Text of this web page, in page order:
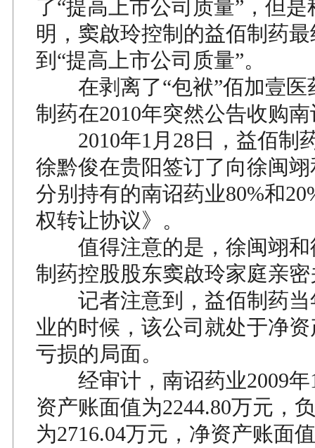
了“提高上市公司质量”，但
明，窦啟玲控制的益佰制药
到“提高上市公司质量”。
在剥离了“包袱”佰加壹医
制药在2010年突然公告收购
2010年1月28日，益佰制
徐黔俊在贵阳签订了向徐闽
分别持有的南诏药业80%和
权转让协议》。
值得注意的是，徐闽翊和
制药控股股东窦啟玲家庭亲
记者注意到，益佰制药当
业的时候，该公司就处于净
亏损的局面。
经审计，南诏药业2009年
资产账面值为2244.80万元，
为2716.04万元，净资产账面